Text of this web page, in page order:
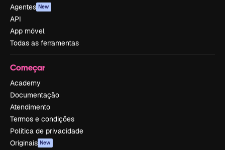
Agentes New
API
App móvel
Todas as ferramentas
Começar
Academy
Documentação
Atendimento
Termos e condições
Política de privacidade
Originais New